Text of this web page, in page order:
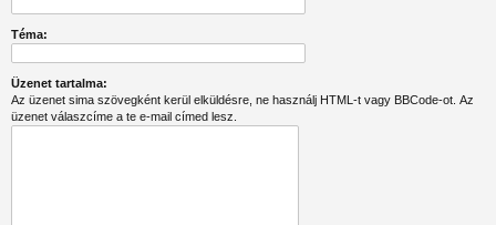
Téma:
Üzenet tartalma:
Az üzenet sima szövegként kerül elküldésre, ne használj HTML-t vagy BBCode-ot. Az
üzenet válaszcíme a te e-mail címed lesz.